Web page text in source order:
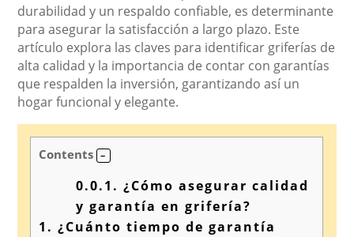
durabilidad y un respaldo confiable, es determinante
para asegurar la satisfacción a largo plazo. Este
artículo explora las claves para identificar griferías de
alta calidad y la importancia de contar con garantías
que respalden la inversión, garantizando así un
hogar funcional y elegante.
Contents
0.0.1. ¿Cómo asegurar calidad
y garantía en grifería?
1. ¿Cuánto tiempo de garantía